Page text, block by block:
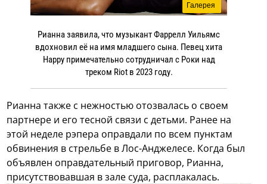
Галерея
Рианна заявила, что музыкант Фаррелл Уильямс
вдохновил её на имя младшего сына. Певец хита
Happy примечательно сотрудничал с Роки над
треком Riot в 2023 году.
Рианна также с нежностью отозвалась о своем
партнере и его тесной связи с детьми. Ранее на
этой неделе рэпера оправдали по всем пунктам
обвинения в стрельбе в Лос-Анджелесе. Когда был
объявлен оправдательный приговор, Рианна,
присутствовавшая в зале суда, расплакалась.